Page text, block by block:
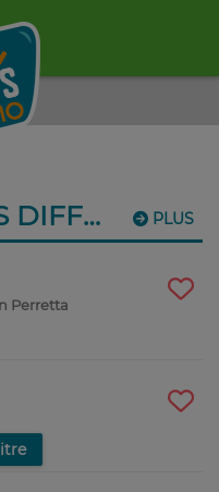
PLUS
DERNIERS TITRES DIFFUSÉS
Perretta